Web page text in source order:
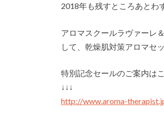
2018年も残すところあとわ
アロマスクールラヴァーレ
して、乾燥肌対策アロマセ
特別記念セールのご案内は
↓↓↓
http://www.aroma-